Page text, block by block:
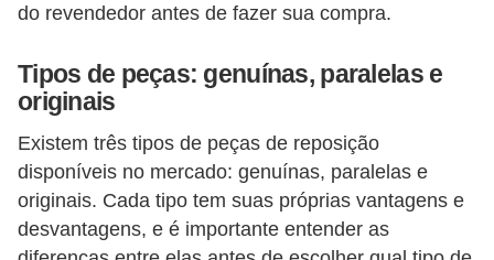
do revendedor antes de fazer sua compra.
Tipos de peças: genuínas, paralelas e
originais
Existem três tipos de peças de reposição
disponíveis no mercado: genuínas, paralelas e
originais. Cada tipo tem suas próprias vantagens e
desvantagens, e é importante entender as